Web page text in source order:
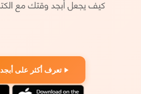
تعرف أكثر على أبجد